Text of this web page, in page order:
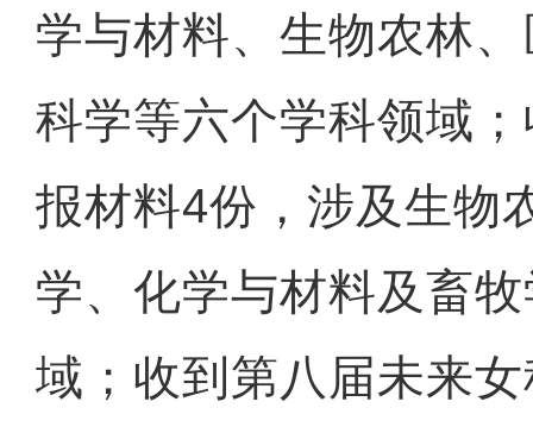
学与材料、生物农林
科学等六个学科领域
报材料4份，涉及生物
学、化学与材料及畜
域；收到第八届未来